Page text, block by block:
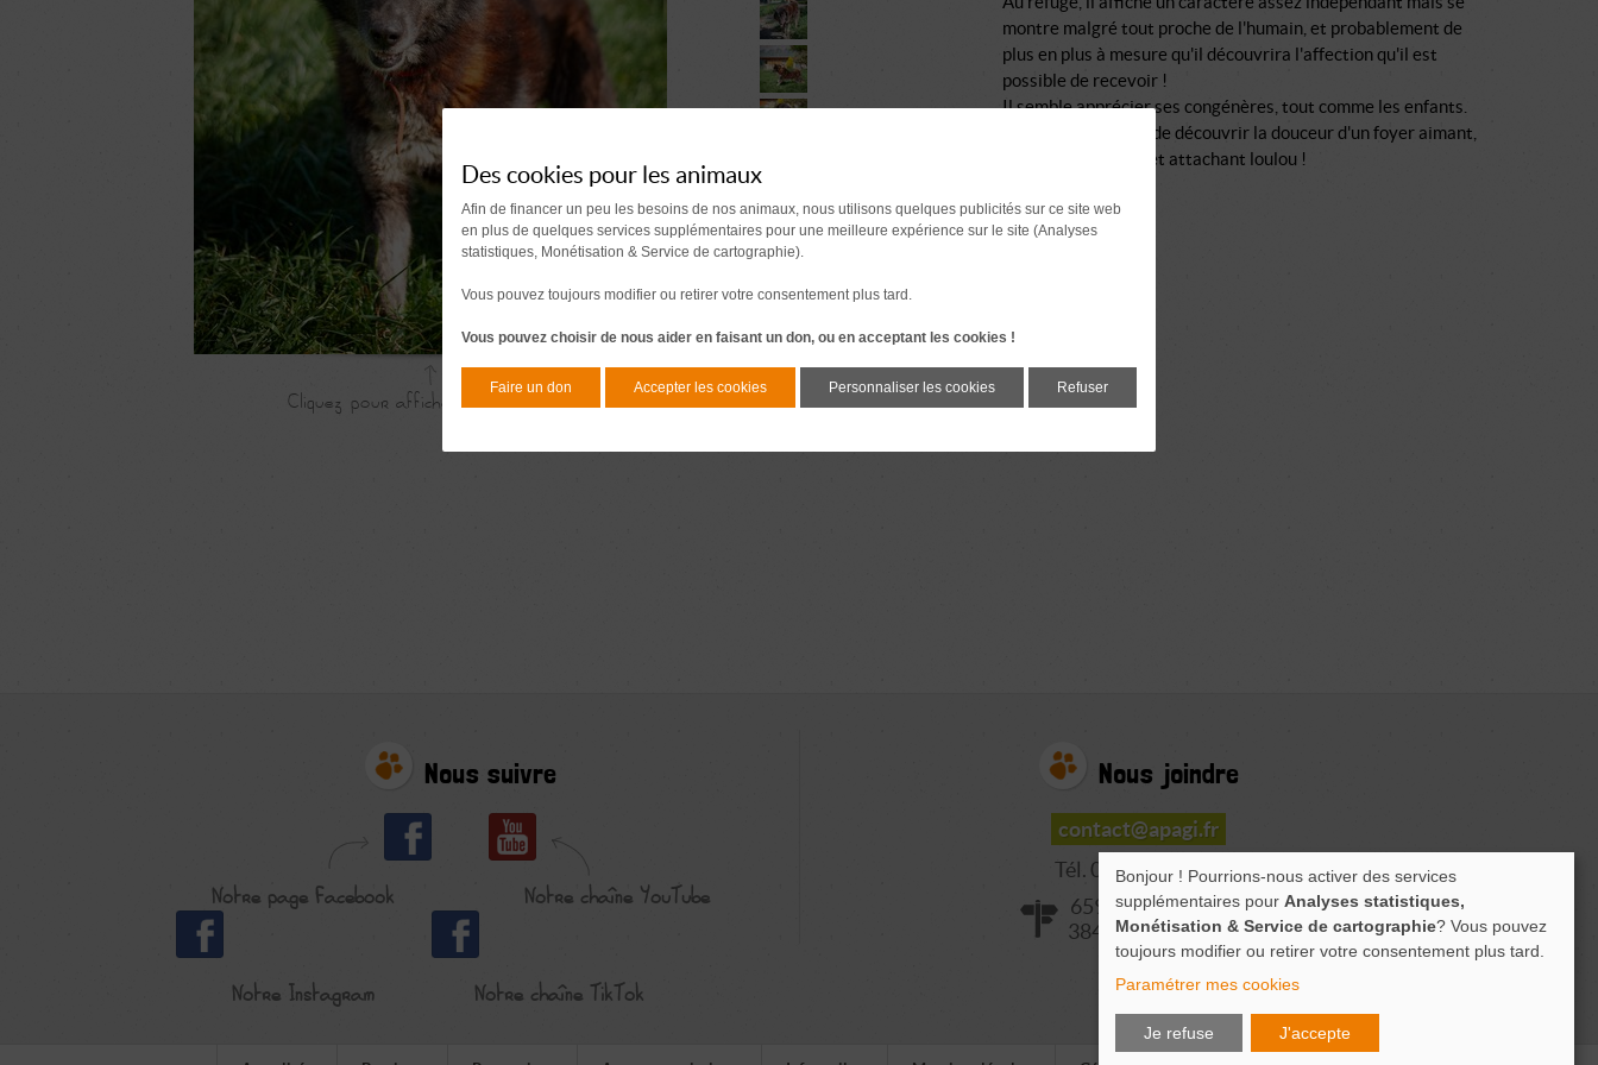
montre malgré tout proche de l'humain, et probablement de
plus en plus à mesure qu'il découvrira l'affection qu'il est
possible de recevoir !
Il semble apprécier ses congénères, tout comme les enfants.
Wolfy mérite enfin de découvrir la douceur d'un foyer aimant,
venez rencontrer cet attachant loulou !
Nous suivre
Notre page Facebook Notre chaîne YouTube
Notre Instagram Notre chaîne TikTok
Nous joindre
contact@apagi.fr
Tél. 04 76 77 20 06
659 Route de L'Isère
38420 LE VERSOUD
Des cookies pour les animaux
Afin de financer un peu les besoins de nos animaux, nous utilisons quelques publicités sur ce site web
en plus de quelques services supplémentaires pour une meilleure expérience sur le site (Analyses
statistiques, Monétisation & Service de cartographie).
Vous pouvez toujours modifier ou retirer votre consentement plus tard.
Vous pouvez choisir de nous aider en faisant un don, ou en acceptant les cookies !
Faire un don Accepter les cookies Personnaliser les cookies Refuser
Bonjour ! Pourrions-nous activer des services
supplémentaires pour Analyses statistiques,
Monétisation & Service de cartographie? Vous pouvez
toujours modifier ou retirer votre consentement plus tard.
Paramétrer mes cookies
Je refuse J'accepte